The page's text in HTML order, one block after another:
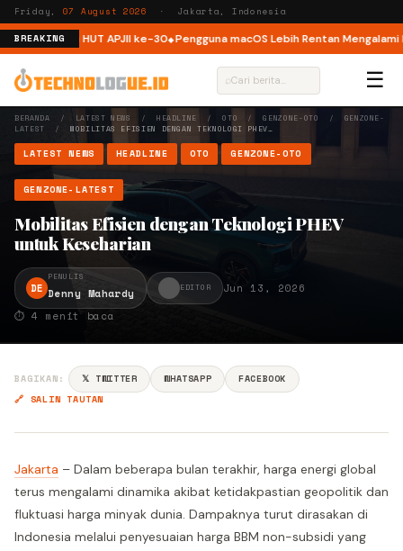
Friday, 07 August 2026 · Jakarta, Indonesia
BREAKING
ISP di HUT APJII ke-30 Pengguna macOS Lebih Rentan Mengalami
⌕ ☰
BERANDA / LATEST NEWS / HEADLINE /OTO /GENZONE-OTO / GENZONE-
LATEST /MOBILITAS EFISIEN DENGAN TEKNOLOGI PHEV…
LATEST NEWS HEADLINE OTO GENZONE-OTO
GENZONE-LATEST
Mobilitas Efisien dengan Teknologi PHEV
untuk Keseharian
DE
PENULIS
Denny Mahardy EDITOR
Jun 13, 2026
⏱ 4 menit baca
BAGIKAN: 𝕏 TWITTER WHATSAPP
FACEBOOK
🔗 SALIN TAUTAN
Jakarta – Dalam beberapa bulan terakhir, harga energi global
terus mengalami dinamika akibat ketidakpastian geopolitik dan
fluktuasi harga minyak dunia. Dampaknya turut dirasakan di
Indonesia melalui penyesuaian harga BBM non-subsidi yang